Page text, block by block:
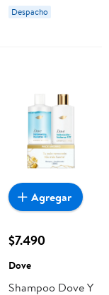
Despacho
$7.490
Dove
Shampoo Dove Y
Agregar